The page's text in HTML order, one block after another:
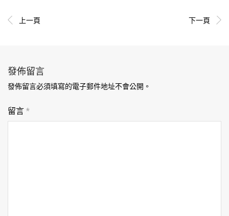
上一頁 下一頁
發佈留言
發佈留言必須填寫的電子郵件地址不會公開。
留言 *